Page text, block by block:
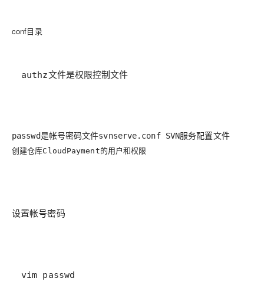
conf目录
authz文件是权限控制文件
passwd是帐号密码文件svnserve.conf SVN服务配置文件
创建仓库CloudPayment的用户和权限
设置帐号密码